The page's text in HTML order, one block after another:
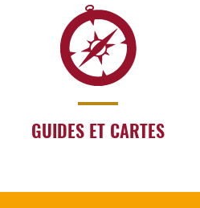
GUIDES ET CARTES